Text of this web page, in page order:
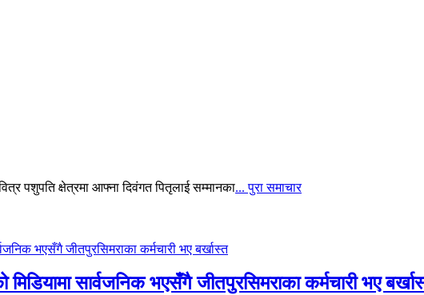
पशुपति क्षेत्रमा आफ्ना दिवंगत पितृलाई सम्मानका... पुरा समाचार
सार्वजनिक भएसँगै जीतपुरसिमराका कर्मचारी भए